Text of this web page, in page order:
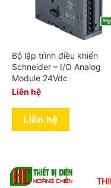
Bộ lập trình điều khiển
Schneider – I/O Analog
Module 24Vdc
Liên hệ
Liên hệ